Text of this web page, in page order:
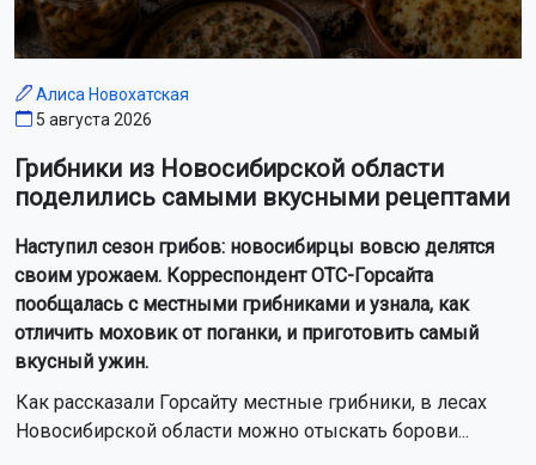
Алиса Новохатская
5 августа 2026
Грибники из Новосибирской области
поделились самыми вкусными рецептами
Наступил сезон грибов: новосибирцы вовсю делятся
своим урожаем. Корреспондент ОТС-Горсайта
пообщалась с местными грибниками и узнала, как
отличить моховик от поганки, и приготовить самый
вкусный ужин.
Как рассказали Горсайту местные грибники, в лесах
Новосибирской области можно отыскать борови...